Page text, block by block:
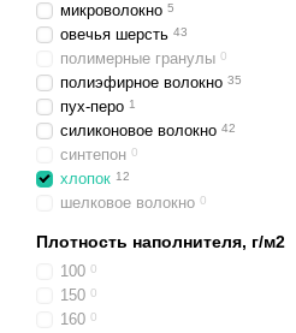
микроволокно 5
овечья шерсть 43
полимерные гранулы 0
полиэфирное волокно 35
пух-перо 1
силиконовое волокно 42
синтепон 0
хлопок 12
шелковое волокно 0
Плотность наполнителя, г/м2
100 0
150 0
160 0